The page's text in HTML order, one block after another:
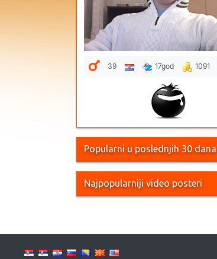
39 17god 1091
Popularni u poslednjih 30 dana
Najpopularniji video posteri